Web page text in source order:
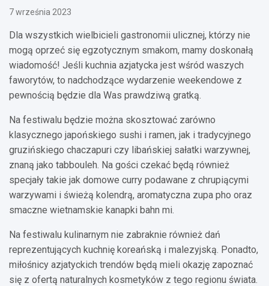
7 września 2023
Dla wszystkich wielbicieli gastronomii ulicznej, którzy nie
mogą oprzeć się egzotycznym smakom, mamy doskonałą
wiadomość! Jeśli kuchnia azjatycka jest wśród waszych
faworytów, to nadchodzące wydarzenie weekendowe z
pewnością będzie dla Was prawdziwą gratką.
Na festiwalu będzie można skosztować zarówno
klasycznego japońskiego sushi i ramen, jak i tradycyjnego
gruzińskiego chaczapuri czy libańskiej sałatki warzywnej,
znaną jako tabbouleh. Na gości czekać będą również
specjały takie jak domowe curry podawane z chrupiącymi
warzywami i świeżą kolendrą, aromatyczna zupa pho oraz
smaczne wietnamskie kanapki bahn mi.
Na festiwalu kulinarnym nie zabraknie również dań
reprezentujących kuchnię koreańską i malezyjską. Ponadto,
miłośnicy azjatyckich trendów będą mieli okazję zapoznać
się z ofertą naturalnych kosmetyków z tego regionu świata.